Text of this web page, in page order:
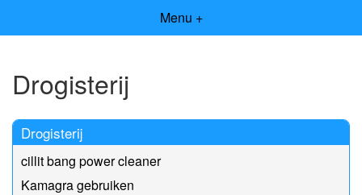
Menu +
Drogisterij
Drogisterij
cillit bang power cleaner
Kamagra gebruiken